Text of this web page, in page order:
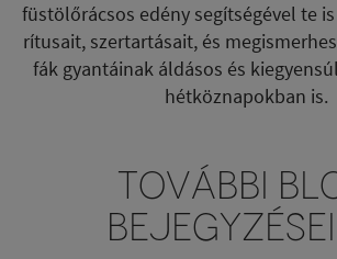
füstölőrácsos edény segítségével te
rítusait, szertartásait, és
fák gyantáinak áldásos és
hétköznapokban is.
TOVÁBBI